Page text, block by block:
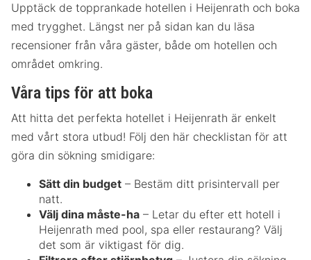
Upptäck de topprankade hotellen i Heijenrath och boka
med trygghet. Längst ner på sidan kan du läsa
recensioner från våra gäster, både om hotellen och
området omkring.
Våra tips för att boka
Att hitta det perfekta hotellet i Heijenrath är enkelt
med vårt stora utbud! Följ den här checklistan för att
göra din sökning smidigare:
Sätt din budget – Bestäm ditt prisintervall per
natt.
Välj dina måste-ha – Letar du efter ett hotell i
Heijenrath med pool, spa eller restaurang? Välj
det som är viktigast för dig.